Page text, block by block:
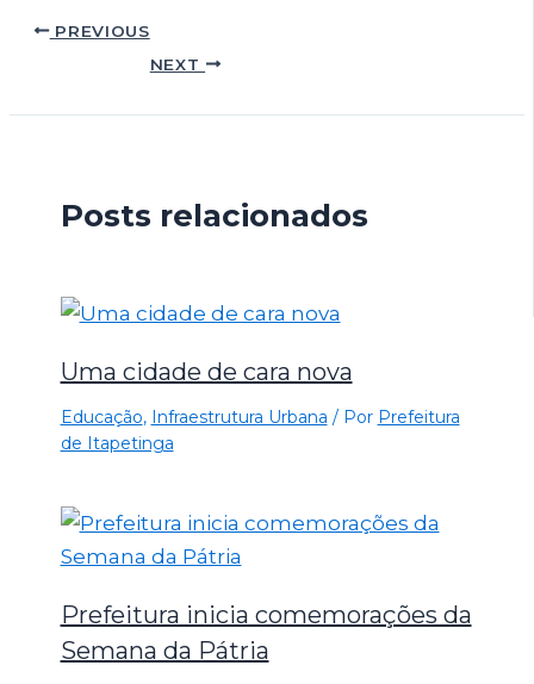
PREVIOUS
NEXT
Posts relacionados
Uma cidade de cara nova
Educação, Infraestrutura Urbana / Por Prefeitura
de Itapetinga
Prefeitura inicia comemorações da
Semana da Pátria